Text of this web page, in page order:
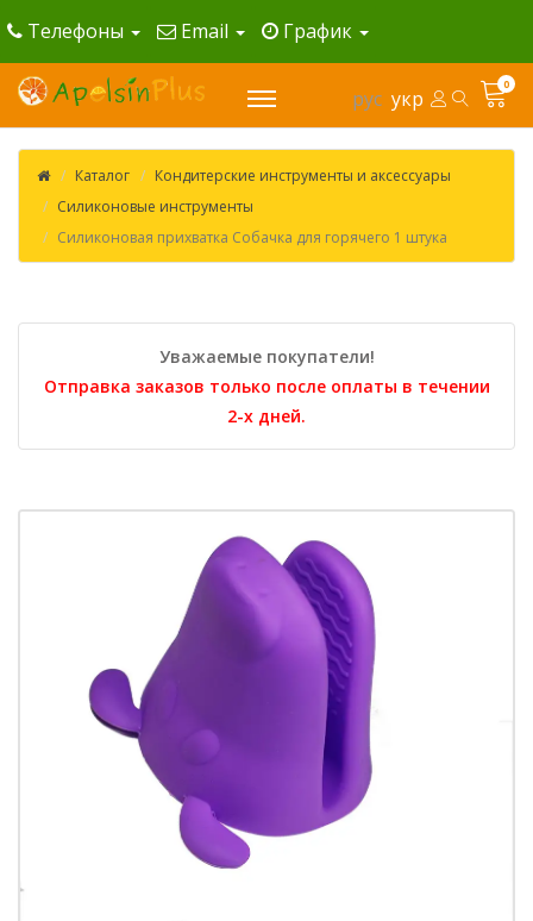
Телефоны Email График
рус укр
0
Каталог
Кондитерские инструменты и аксессуары
Силиконовые инструменты
Силиконовая прихватка Собачка для горячего 1 штука
Уважаемые покупатели!
Отправка заказов только после оплаты в течении
2-х дней.